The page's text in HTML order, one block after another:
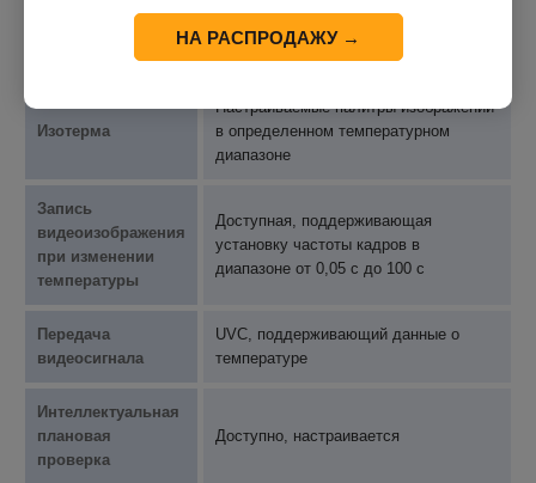
температуры
Ручной/автоматический
температурный диапазон
Изотерма
Настраиваемые палитры изображений
в определенном температурном
диапазоне
Запись
видеоизображения
при изменении
температуры
Доступная, поддерживающая
установку частоты кадров в
диапазоне от 0,05 с до 100 с
Передача
видеосигнала
UVC, поддерживающий данные о
температуре
Интеллектуальная
плановая
проверка
Доступно, настраивается
НА РАСПРОДАЖУ →